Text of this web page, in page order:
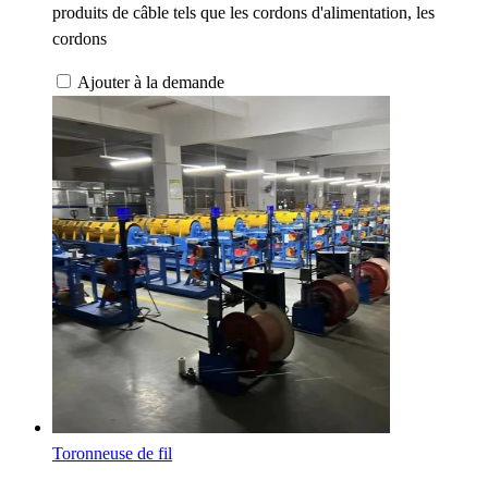
produits de câble tels que les cordons d'alimentation, les
cordons
Ajouter à la demande
Toronneuse de fil